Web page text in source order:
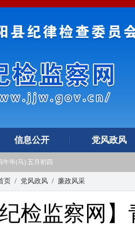
信息公开 党风政风
午年(马) 五月初四
页 / 党风政风 / 廉政风采
纪检监察网